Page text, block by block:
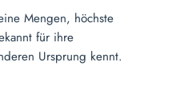
Mengen, höchste
für ihre
Ursprung kennt.